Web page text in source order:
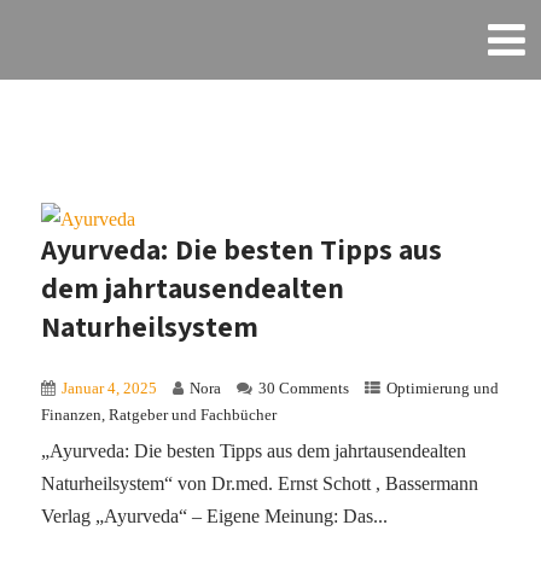
Ayurveda: Die besten Tipps aus
dem jahrtausendealten
Naturheilsystem
Januar 4, 2025 Nora 30 Comments
Optimierung und
Finanzen,Ratgeber und Fachbücher
„Ayurveda: Die besten Tipps aus dem jahrtausendealten
Naturheilsystem“ von Dr.med. Ernst Schott , Bassermann
Verlag „Ayurveda“ – Eigene Meinung: Das...